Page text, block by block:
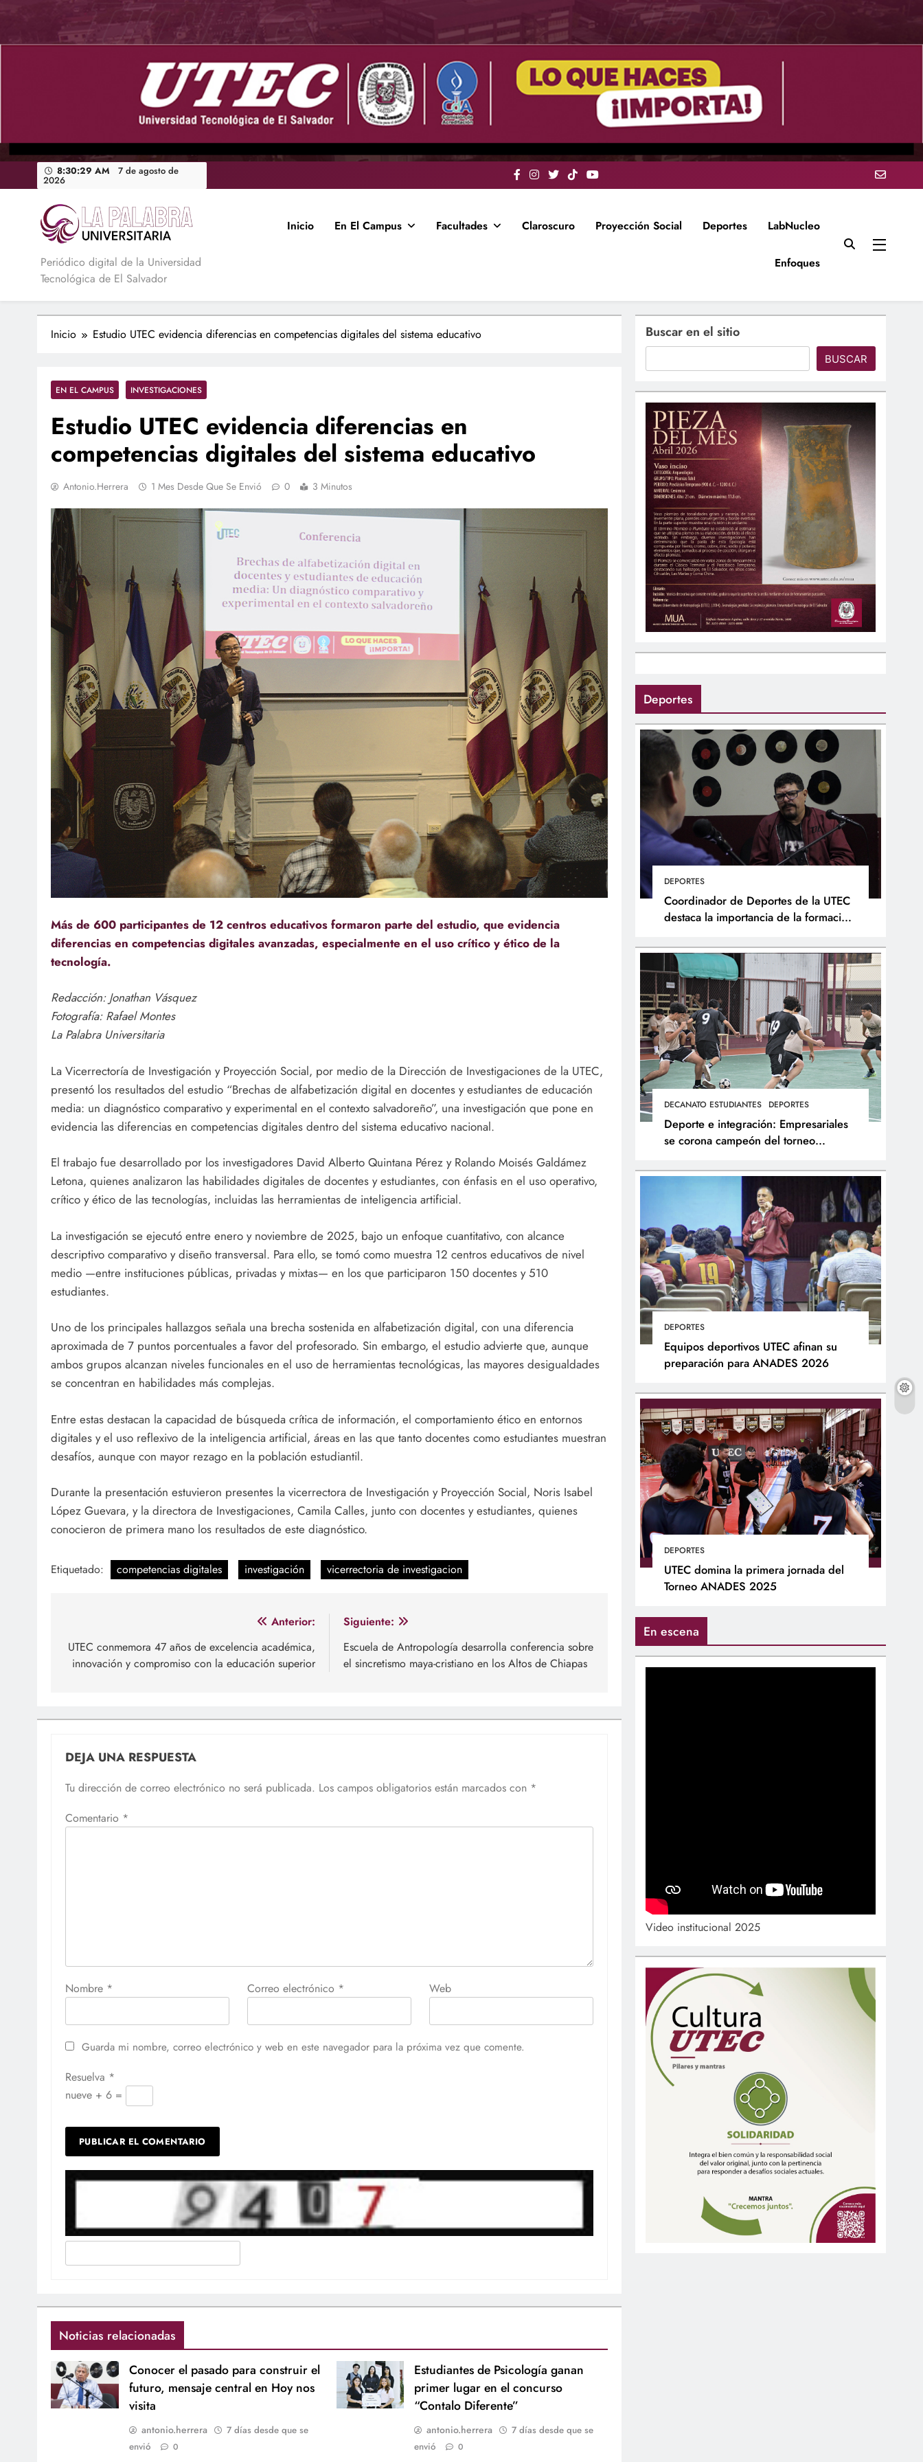
contenido
8:30:30 AM 7 de agosto de
2026
La Palabra Universitaria
Periódico digital de la Universidad
Tecnológica de El Salvador
Inicio En El Campus Facultades Claroscuro Proyección Social Deportes LabNucleo
Enfoques
Inicio Estudio UTEC evidencia diferencias en competencias digitales del sistema educativo
EN EL CAMPUS INVESTIGACIONES
Estudio UTEC evidencia diferencias en
competencias digitales del sistema educativo
Antonio.herrera 1 Mes Desde Que Se Envió 0 3 Minutos
Más de 600 participantes de 12 centros educativos formaron parte del estudio, que evidencia
diferencias en competencias digitales avanzadas, especialmente en el uso crítico y ético de la
tecnología.
Redacción: Jonathan Vásquez
Fotografía: Rafael Montes
La Palabra Universitaria
La Vicerrectoría de Investigación y Proyección Social, por medio de la Dirección de Investigaciones de la UTEC,
presentó los resultados del estudio “Brechas de alfabetización digital en docentes y estudiantes de educación
media: un diagnóstico comparativo y experimental en el contexto salvadoreño”, una investigación que pone en
evidencia las diferencias en competencias digitales dentro del sistema educativo nacional.
El trabajo fue desarrollado por los investigadores David Alberto Quintana Pérez y Rolando Moisés Galdámez
Letona, quienes analizaron las habilidades digitales de docentes y estudiantes, con énfasis en el uso operativo,
crítico y ético de las tecnologías, incluidas las herramientas de inteligencia artificial.
La investigación se ejecutó entre enero y noviembre de 2025, bajo un enfoque cuantitativo, con alcance
descriptivo comparativo y diseño transversal. Para ello, se tomó como muestra 12 centros educativos de nivel
medio —entre instituciones públicas, privadas y mixtas— en los que participaron 150 docentes y 510
estudiantes.
Uno de los principales hallazgos señala una brecha sostenida en alfabetización digital, con una diferencia
aproximada de 7 puntos porcentuales a favor del profesorado. Sin embargo, el estudio advierte que, aunque
ambos grupos alcanzan niveles funcionales en el uso de herramientas tecnológicas, las mayores desigualdades
se concentran en habilidades más complejas.
Entre estas destacan la capacidad de búsqueda crítica de información, el comportamiento ético en entornos
digitales y el uso reflexivo de la inteligencia artificial, áreas en las que tanto docentes como estudiantes muestran
desafíos, aunque con mayor rezago en la población estudiantil.
Durante la presentación estuvieron presentes la vicerrectora de Investigación y Proyección Social, Noris Isabel
López Guevara, y la directora de Investigaciones, Camila Calles, junto con docentes y estudiantes, quienes
conocieron de primera mano los resultados de este diagnóstico.
Etiquetado: competencias digitales investigación vicerrectoria de investigacion
de
entradas
Anterior:
UTEC conmemora 47 años de excelencia académica,
innovación y compromiso con la educación superior
Siguiente:
Escuela de Antropología desarrolla conferencia sobre
el sincretismo maya-cristiano en los Altos de Chiapas
DEJA UNA RESPUESTA
Tu dirección de correo electrónico no será publicada. Los campos obligatorios están marcados con *
Comentario *
Nombre * Correo electrónico * Web
Guarda mi nombre, correo electrónico y web en este navegador para la próxima vez que comente.
Resuelva *
nueve + 6 =
Noticias relacionadas
Conocer el pasado para construir el
futuro, mensaje central en Hoy nos
visita
antonio.herrera
7 días desde que se
envió
0
Estudiantes de Psicología ganan
primer lugar en el concurso
“Contalo Diferente”
antonio.herrera
7 días desde que se
envió
0
Buscar en el sitio
BUSCAR
Deportes
DEPORTES
Coordinador de Deportes de la UTEC
destaca la importancia de la formación
DECANATO ESTUDIANTES DEPORTES
Deporte e integración: Empresariales
se corona campeón del torneo
DEPORTES
Equipos deportivos UTEC afinan su
preparación para ANADES 2026
DEPORTES
UTEC domina la primera jornada del
Torneo ANADES 2025
En escena
Video institucional 2025